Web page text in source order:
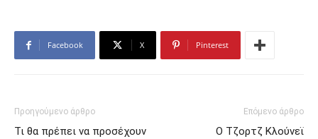
Facebook X Pinterest
Προηγούμενο άρθρο
Τι θα πρέπει να προσέχουν
Επόμενο άρθρο
Ο Τζορτζ Κλούνεϊ